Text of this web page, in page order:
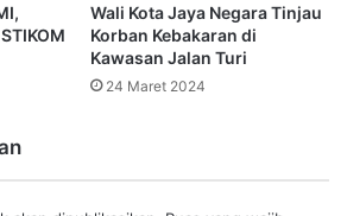
Wali Kota Jaya Negara Tinjau
Korban Kebakaran di
Kawasan Jalan Turi
24 Maret 2024